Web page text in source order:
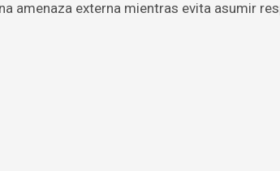
amenaza externa mientras evita asumir